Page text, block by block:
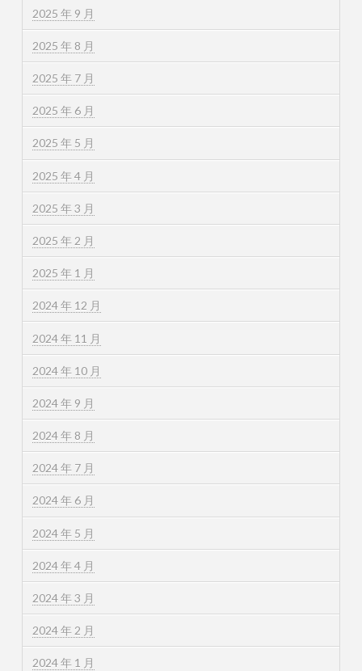
2025 年 9 月
2025 年 8 月
2025 年 7 月
2025 年 6 月
2025 年 5 月
2025 年 4 月
2025 年 3 月
2025 年 2 月
2025 年 1 月
2024 年 12 月
2024 年 11 月
2024 年 10 月
2024 年 9 月
2024 年 8 月
2024 年 7 月
2024 年 6 月
2024 年 5 月
2024 年 4 月
2024 年 3 月
2024 年 2 月
2024 年 1 月